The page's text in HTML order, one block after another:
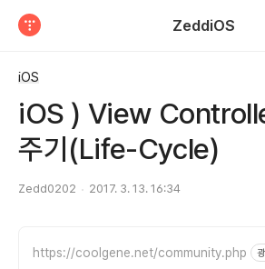
ZeddiOS
iOS
iOS ) View
주기(Life-Cycle)
Zedd0202 2017. 3. 13. 16:34
https://coolgene.net/community.php